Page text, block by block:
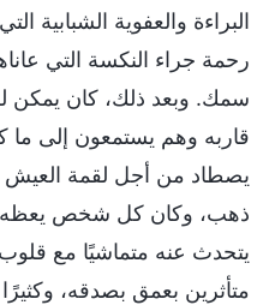
البراءة والعفوية الشبابية
رحمة جراء النكسة التي
سمك. وبعد ذلك، كان يمكن
قاربه وهم يستمعون إلى ما
يصطاد من أجل لقمة العيش
ذهب، وكان كل شخص يعظه
يتحدث عنه متماشيًا مع
متأثرين بعمق بصدقه،